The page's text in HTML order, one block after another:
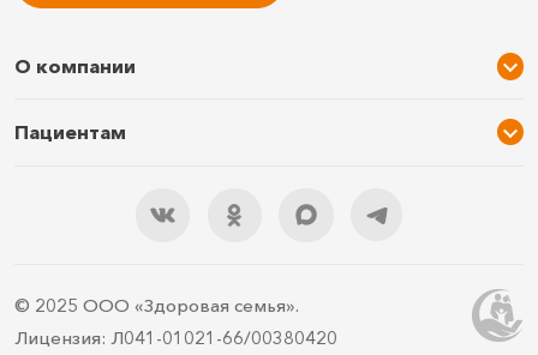
О компании
Услуги и цены
Контакты
Пациентам
Подарочный сертификат
Правила подготовки
ДМС
© 2025 ООО «Здоровая семья».
Лицензия: Л041-01021-66/00380420